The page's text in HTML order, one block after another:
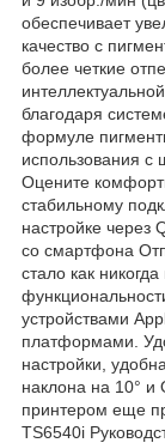
обеспечивает
качество с
более четкие
благодаря
формуле
использования
Оцените
стабильному
настройке через
со смартфона
стало как
устройствами
платформами.
настройки,
наклона на 10° и
принтером еще
TS6540i